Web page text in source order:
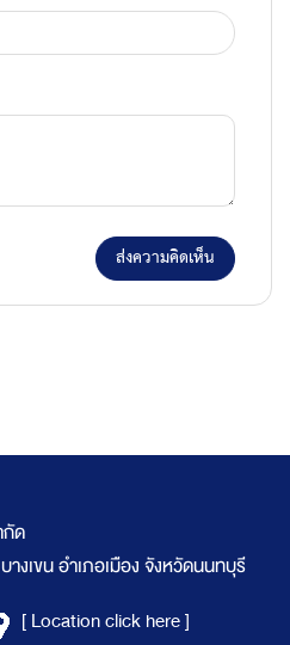
ส่งความคิดเห็น
กัด
งเขน อำเภอเมือง จังหวัดนนทบุรี
[ Location click here ]